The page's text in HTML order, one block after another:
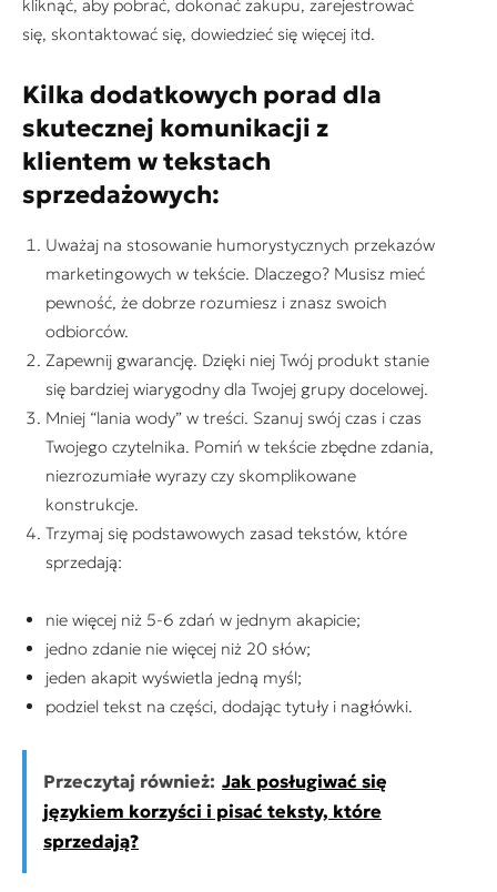
kliknąć, aby pobrać, dokonać zakupu, zarejestrować
się, skontaktować się, dowiedzieć się więcej itd.
Kilka dodatkowych porad dla
skutecznej komunikacji z
klientem w tekstach
sprzedażowych:
Uważaj na stosowanie humorystycznych przekazów
marketingowych w tekście. Dlaczego? Musisz mieć
pewność, że dobrze rozumiesz i znasz swoich
odbiorców.
Zapewnij gwarancję. Dzięki niej Twój produkt stanie
się bardziej wiarygodny dla Twojej grupy docelowej.
Mniej “lania wody” w treści. Szanuj swój czas i czas
Twojego czytelnika. Pomiń w tekście zbędne zdania,
niezrozumiałe wyrazy czy skomplikowane
konstrukcje.
Trzymaj się podstawowych zasad tekstów, które
sprzedają:
nie więcej niż 5-6 zdań w jednym akapicie;
jedno zdanie nie więcej niż 20 słów;
jeden akapit wyświetla jedną myśl;
podziel tekst na części, dodając tytuły i nagłówki.
Przeczytaj również: Jak posługiwać się
językiem korzyści i pisać teksty, które
sprzedają?